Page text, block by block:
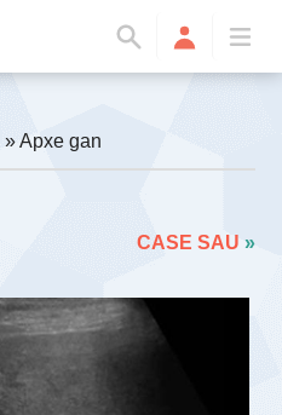
» Apxe gan
CASE SAU »